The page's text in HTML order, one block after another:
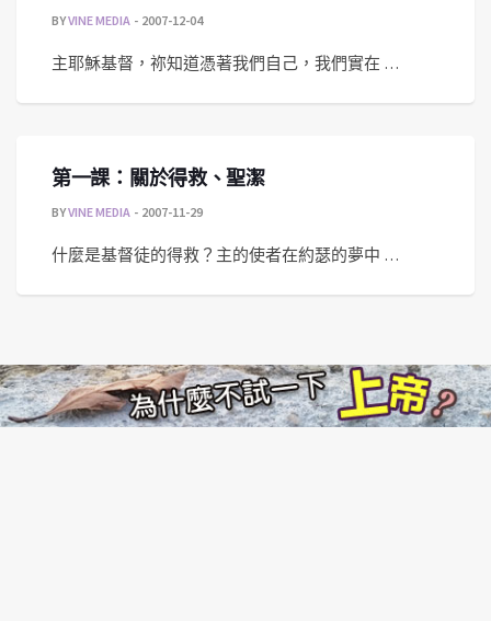
BYVINE MEDIA 2007-12-04
主耶穌基督，祢知道憑著我們自己，我們實在 …
第一課：關於得救、聖潔
BYVINE MEDIA 2007-11-29
什麼是基督徒的得救？主的使者在約瑟的夢中 …